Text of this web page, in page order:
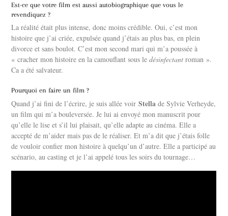
Est-ce que votre film est aussi autobiographique que vous le
revendiquez ?
La réalité était plus intense, donc moins crédible. Oui, c’est mon
histoire que j’ai criée, expulsée quand j’étais au plus bas, en plein
divorce et sans boulot. C’est mon second mari qui m’a poussée à
« cracher mon histoire en la camouflant sous ledésinfectant roman ».
Ca a été salvateur.
Pourquoi en faire un film ?
Quand j’ai fini de l’écrire, je suis allée voirStellade Sylvie Verheyde,
un film qui m’a bouleversée. Je lui ai envoyé mon manuscrit pour
qu’elle le lise et s’il lui plaisait, qu’elle adapte au cinéma. Elle a
accepté de m’aider mais pas de le réaliser. Et m’a dit que j’étais folle
de vouloir confier mon histoire à quelqu’un d’autre. Elle a participé au
scénario, au casting et je l’ai appelé tous les soirs du tournage…